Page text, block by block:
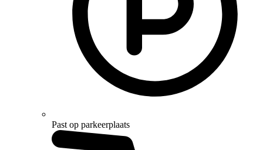
Past op parkeerplaats